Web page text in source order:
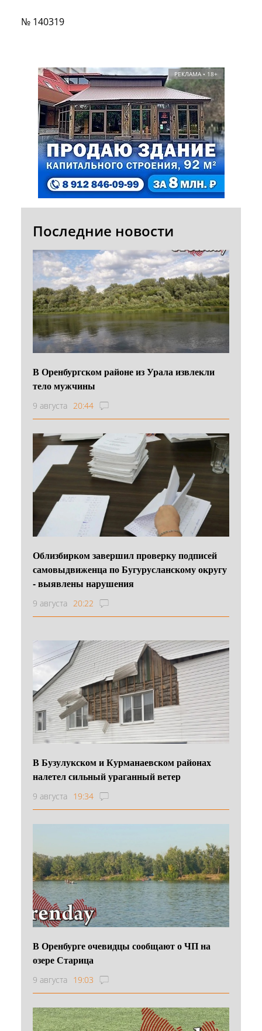
№ 140319
РЕКЛАМА • 18+
Последние новости
В Оренбургском районе из Урала извлекли
тело мужчины
9 августа 20:44
Облизбирком завершил проверку подписей
самовыдвиженца по Бугурусланскому округу
- выявлены нарушения
9 августа 20:22
В Бузулукском и Курманаевском районах
налетел сильный ураганный ветер
9 августа 19:34
В Оренбурге очевидцы сообщают о ЧП на
озере Старица
9 августа 19:03